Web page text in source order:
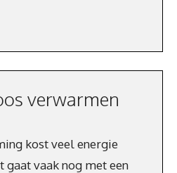
verwarmen
kost veel energie
gaat vaak nog met een